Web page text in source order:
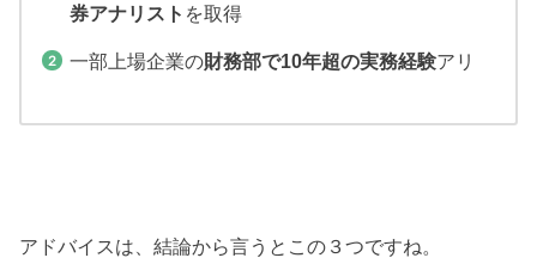
券アナリスト を取得
一部上場企業の財務部で10年超の実務経験アリ
アドバイスは、結論から言うとこの３つですね。